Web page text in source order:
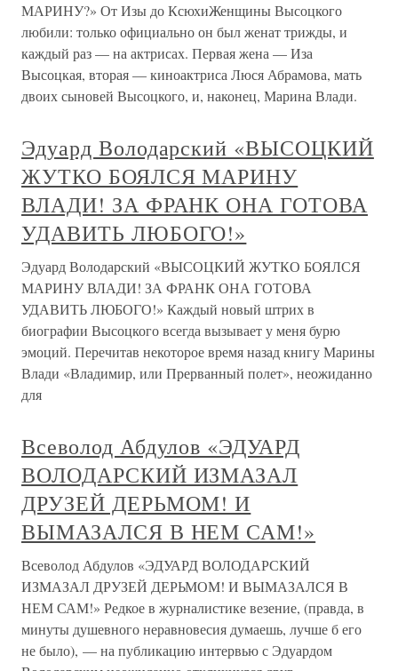
МАРИНУ?» От Изы до КсюхиЖенщины Высоцкого
любили: только официально он был женат трижды, и
каждый раз — на актрисах. Первая жена — Иза
Высоцкая, вторая — киноактриса Люся Абрамова, мать
двоих сыновей Высоцкого, и, наконец, Марина Влади.
Эдуард Володарский «ВЫСОЦКИЙ
ЖУТКО БОЯЛСЯ МАРИНУ
ВЛАДИ! ЗА ФРАНК ОНА ГОТОВА
УДАВИТЬ ЛЮБОГО!»
Эдуард Володарский «ВЫСОЦКИЙ ЖУТКО БОЯЛСЯ
МАРИНУ ВЛАДИ! ЗА ФРАНК ОНА ГОТОВА
УДАВИТЬ ЛЮБОГО!» Каждый новый штрих в
биографии Высоцкого всегда вызывает у меня бурю
эмоций. Перечитав некоторое время назад книгу Марины
Влади «Владимир, или Прерванный полет», неожиданно
для
Всеволод Абдулов «ЭДУАРД
ВОЛОДАРСКИЙ ИЗМАЗАЛ
ДРУЗЕЙ ДЕРЬМОМ! И
ВЫМАЗАЛСЯ В НЕМ САМ!»
Всеволод Абдулов «ЭДУАРД ВОЛОДАРСКИЙ
ИЗМАЗАЛ ДРУЗЕЙ ДЕРЬМОМ! И ВЫМАЗАЛСЯ В
НЕМ САМ!» Редкое в журналистике везение, (правда, в
минуты душевного неравновесия думаешь, лучше б его
не было), — на публикацию интервью с Эдуардом